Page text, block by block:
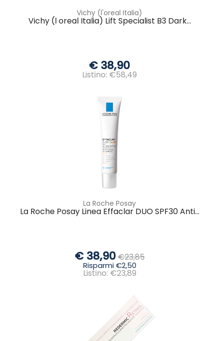
Vichy (l'oreal Italia)
Vichy (l oreal Italia) Lift Specialist B3 Dark...
€ 38,90
Listino: €58,49
La Roche Posay
La Roche Posay Linea Effaclar DUO SPF30 Anti...
€ 38,90€23,85
Risparmi €2,50
Listino: €23,89